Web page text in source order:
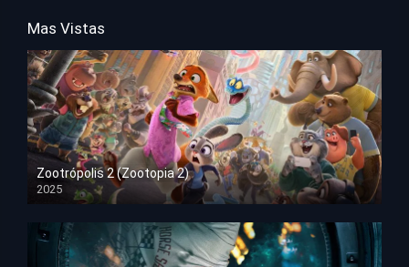
Mas Vistas
Zootrópolis 2 (Zootopia 2)
2025
HD 1080p